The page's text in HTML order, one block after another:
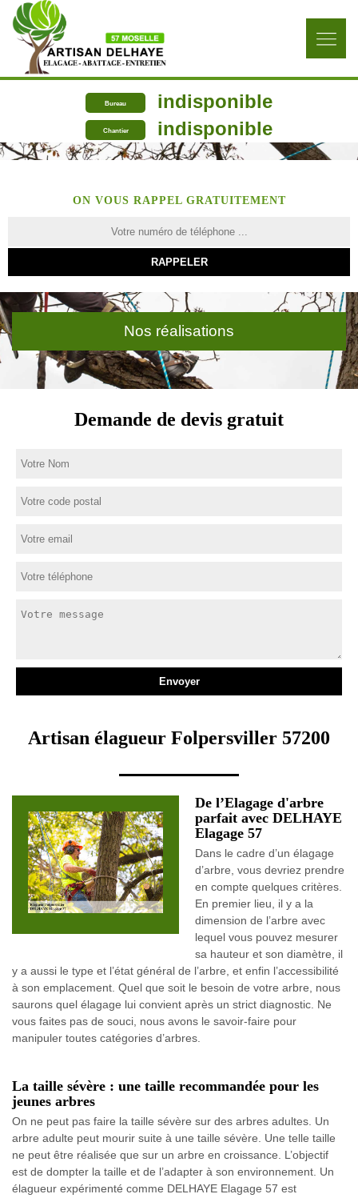
Bureau indisponible
Chantier indisponible
ON VOUS RAPPEL GRATUITEMENT
Nos réalisations
Demande de devis gratuit
Artisan élagueur Folpersviller 57200
De l’Elagage d'arbre
parfait avec DELHAYE
Elagage 57
Dans le cadre d’un élagage
d’arbre, vous devriez prendre
en compte quelques critères.
En premier lieu, il y a la
dimension de l’arbre avec
lequel vous pouvez mesurer
sa hauteur et son diamètre, il
y a aussi le type et l’état général de l’arbre, et enfin l’accessibilité
à son emplacement. Quel que soit le besoin de votre arbre, nous
saurons quel élagage lui convient après un strict diagnostic. Ne
vous faites pas de souci, nous avons le savoir-faire pour
manipuler toutes catégories d’arbres.
La taille sévère : une taille recommandée pour les
jeunes arbres
On ne peut pas faire la taille sévère sur des arbres adultes. Un
arbre adulte peut mourir suite à une taille sévère. Une telle taille
ne peut être réalisée que sur un arbre en croissance. L’objectif
est de dompter la taille et de l’adapter à son environnement. Un
élagueur expérimenté comme DELHAYE Elagage 57 est